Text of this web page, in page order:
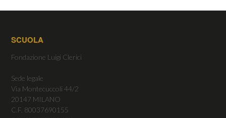
SCUOLA
Fondazione Luigi Clerici
Sede legale
Via Montecuccoli 44/2
20147 MILANO
C.F. 80037690155